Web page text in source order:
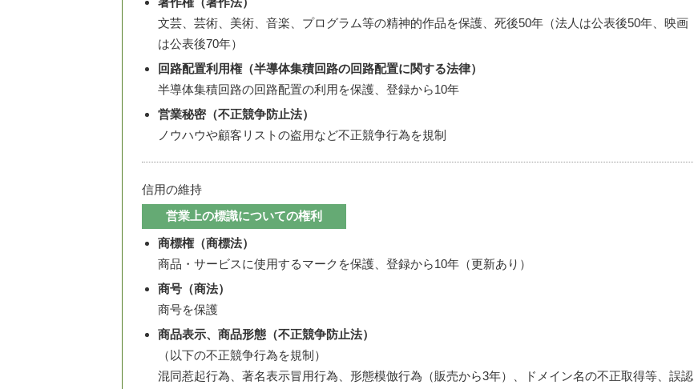
文芸、芸術、美術、音楽、プログラム等の精神的作品を保護、死後50年（法人は公表後50年、映画
は公表後70年）
回路配置利用権（半導体集積回路の回路配置に関する法律）
半導体集積回路の回路配置の利用を保護、登録から10年
営業秘密（不正競争防止法）
ノウハウや顧客リストの盗用など不正競争行為を規制
信用の維持
営業上の標識についての権利
商標権（商標法）
商品・サービスに使用するマークを保護、登録から10年（更新あり）
商号（商法）
商号を保護
商品表示、商品形態（不正競争防止法）
（以下の不正競争行為を規制）
混同惹起行為、著名表示冒用行為、形態模倣行為（販売から3年）、ドメイン名の不正取得等、誤認